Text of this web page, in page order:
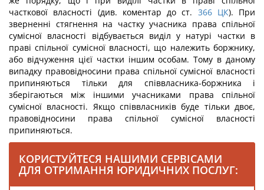
часткової власності (див. коментар до ст. 366 ЦК). При
зверненні стягнення на частку учасника права спільної
сумісної власності відбувається виділ у натурі частки в
праві спільної сумісної власності, що належить боржнику,
або відчуження цієї частки іншим особам. Тому в даному
випадку правовідносини права спільної сумісної власності
припиняються тільки для співвласника-боржника і
зберігаються між іншими учасниками права спільної
сумісної власності. Якщо співвласників буде тільки двоє,
правовідносини права спільної сумісної власності
припиняються.
КОРИСТУЙТЕСЯ НАШИМИ СЕРВІСАМИ
ДЛЯ ОТРИМАННЯ ЮРИДИЧНИХ ПОСЛУГ: